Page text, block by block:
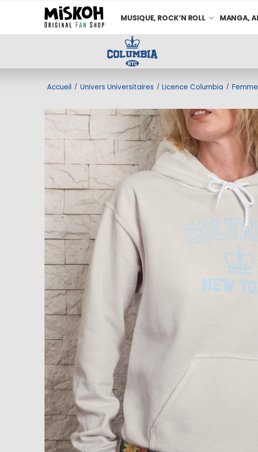
MUSIQUE, ROCK’N ROLL MANGA,
Accueil / Univers Universitaires / Licence Columbia /